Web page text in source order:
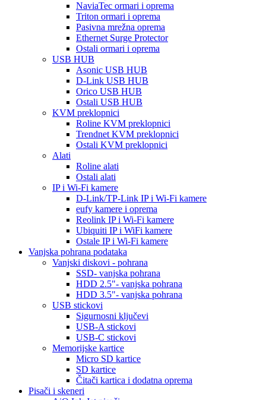
NaviaTec ormari i oprema
Triton ormari i oprema
Pasivna mrežna oprema
Ethernet Surge Protector
Ostali ormari i oprema
USB HUB
Asonic USB HUB
D-Link USB HUB
Orico USB HUB
Ostali USB HUB
KVM preklopnici
Roline KVM preklopnici
Trendnet KVM preklopnici
Ostali KVM preklopnici
Alati
Roline alati
Ostali alati
IP i Wi-Fi kamere
D-Link/TP-Link IP i Wi-Fi kamere
eufy kamere i oprema
Reolink IP i Wi-Fi kamere
Ubiquiti IP i WiFi kamere
Ostale IP i Wi-Fi kamere
Vanjska pohrana podataka
Vanjski diskovi - pohrana
SSD- vanjska pohrana
HDD 2.5"- vanjska pohrana
HDD 3.5"- vanjska pohrana
USB stickovi
Sigurnosni ključevi
USB-A stickovi
USB-C stickovi
Memorijske kartice
Micro SD kartice
SD kartice
Čitači kartica i dodatna oprema
Pisači i skeneri